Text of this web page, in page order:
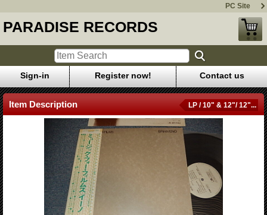
PC Site
PARADISE RECORDS
Sign-in Register now! Contact us
Item Description LP / 10" & 12"/ 12"...